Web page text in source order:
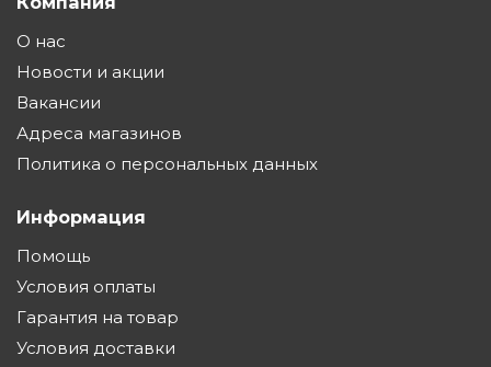
О нас
Новости и акции
Вакансии
Адреса магазинов
Политика о персональных данных
Информация
Помощь
Условия оплаты
Гарантия на товар
Условия доставки